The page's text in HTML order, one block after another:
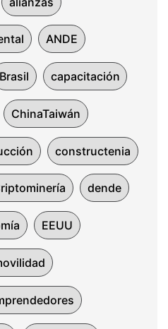
ANDE
Brasil capacitación
ChinaTaiwán
constructenia
dende
EEUU